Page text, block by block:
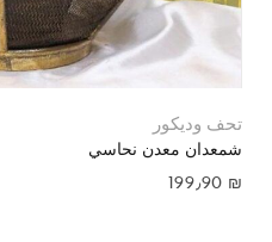
تحف وديكور
شمعدان معدن نحاسي
199٫90 ₪